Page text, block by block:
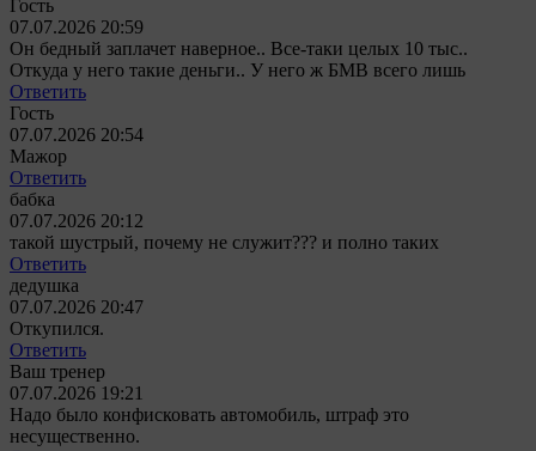
Гость
07.07.2026 20:59
Он бедный заплачет наверное.. Все-таки целых 10 тыс..
Откуда у него такие деньги.. У него ж БМВ всего лишь
Ответить
Гость
07.07.2026 20:54
Мажор
Ответить
бабка
07.07.2026 20:12
такой шустрый, почему не служит??? и полно таких
Ответить
дедушка
07.07.2026 20:47
Откупился.
Ответить
Ваш тренер
07.07.2026 19:21
Надо было конфисковать автомобиль, штраф это
несущественно.